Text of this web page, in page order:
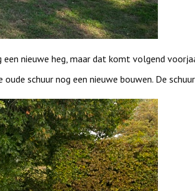
een nieuwe heg, maar dat komt volgend
schuur nog een nieuwe bouwen. De